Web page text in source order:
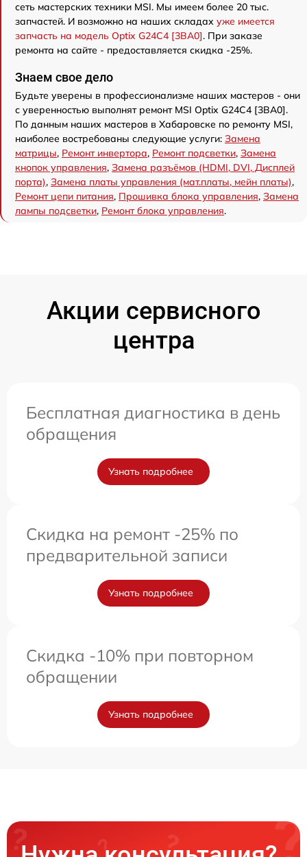
сеть мастерских техники MSI. Мы имеем более 20 тыс.
запчастей. И возможно на наших складах уже имеется
запчасть на модель Optix G24C4 [3BA0]. При заказе
ремонта на сайте - предоставляется скидка -25%.
Знаем свое дело
Будьте уверены в профессионализме наших мастеров - они
с уверенностью выполнят ремонт MSI Optix G24C4 [3BA0].
По данным наших мастеров в Хабаровске по ремонту MSI,
наиболее востребованы следующие услуги: Замена
матрицы, Ремонт инвертора, Ремонт подсветки, Замена
кнопок управления, Замена разъёмов (HDMI, DVI, Дисплей
порта), Замена платы управления (мат.платы, мейн платы),
Ремонт цепи питания, Прошивка блока управления, Замена
лампы подсветки, Ремонт блока управления.
Акции сервисного
центра
Бесплатная диагностика в день
обращения
Узнать подробнее
Скидка на ремонт -25% по
предварительной записи
Узнать подробнее
Скидка -10% при повторном
обращении
Узнать подробнее